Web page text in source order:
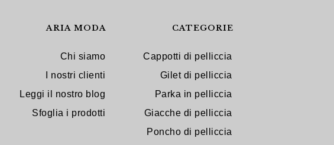
ARIA MODA
Chi siamo
I nostri clienti
Leggi il nostro blog
Sfoglia i prodotti
CATEGORIE
Cappotti di pelliccia
Gilet di pelliccia
Parka in pelliccia
Giacche di pelliccia
Poncho di pelliccia